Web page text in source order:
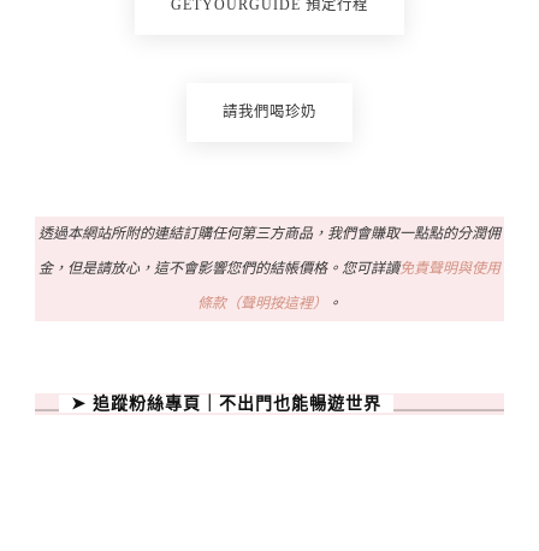
GETYOURGUIDE 預定行程
請我們喝珍奶
透過本網站所附的連結訂購任何第三方商品，我們會賺取一點點的分潤佣
金，但是請放心，這不會影響您們的結帳價格。您可詳讀免責聲明與使用
條款（聲明按這裡） 。
➤ 追蹤粉絲專頁｜不出門也能暢遊世界